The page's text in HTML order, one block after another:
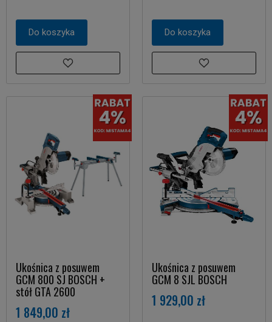
Do koszyka Do koszyka
Ukośnica z posuwem
GCM 800 SJ BOSCH +
stół GTA 2600
1 849,00 zł
Ukośnica z posuwem
GCM 8 SJL BOSCH
1 929,00 zł